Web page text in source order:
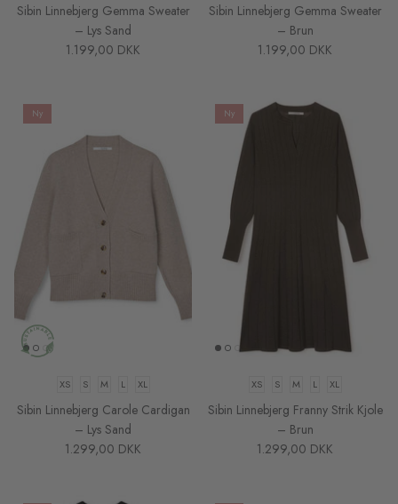
Sibin Linnebjerg Gemma Sweater
– Lys Sand
1.199,00 DKK
Sibin Linnebjerg Gemma Sweater
– Brun
1.199,00 DKK
Ny
XS S M L XL
Sibin Linnebjerg Carole Cardigan
– Lys Sand
1.299,00 DKK
Ny
XS S M L XL
Sibin Linnebjerg Franny Strik Kjole
– Brun
1.299,00 DKK